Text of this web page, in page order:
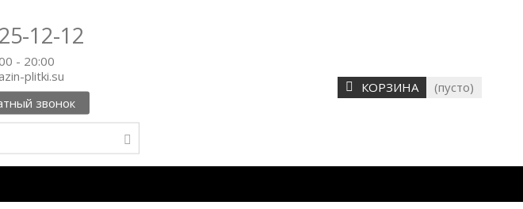
12-12
- 20:00
plitki.su
звонок
КОРЗИНА (пусто)